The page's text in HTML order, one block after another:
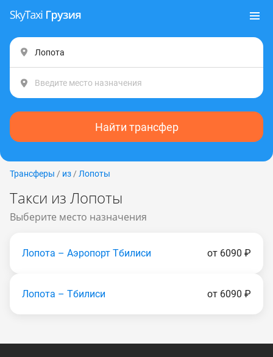
Найти трансфер
Трансферы / из / Лопоты
Такси из Лопоты
Выберите место назначения
Лопота – Аэропорт Тбилиси от 6090 ₽
Лопота – Тбилиси от 6090 ₽